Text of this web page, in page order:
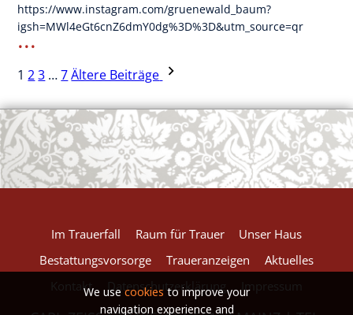
We use cookies to improve your
navigation experience and
https://www.instagram.com/gruenewald_baum?
igsh=MWl4eGt6cnZ6dmY0dg%3D%3D&utm_source=qr
...
1 2 3 … 7 Ältere Beiträge
Im Trauerfall Raum für Trauer
Unser Haus
Bestattungsvorsorge
Traueranzeigen
Aktuelles
Kontakt
Datenschutzerklärung Impressum